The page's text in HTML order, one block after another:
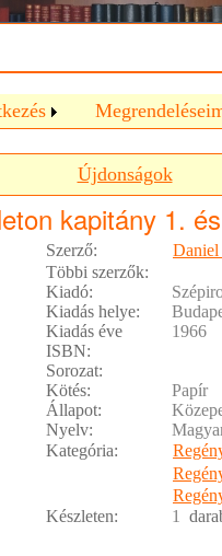
Újdonságok
kapitány 1.
Szerző:
Többi szerzők:
Kiadó:
Kiadás helye:
Kiadás éve
1966
ISBN:
Sorozat:
Kötés:
Papír
Állapot:
Nyelv:
Kategória:
Készleten:
1